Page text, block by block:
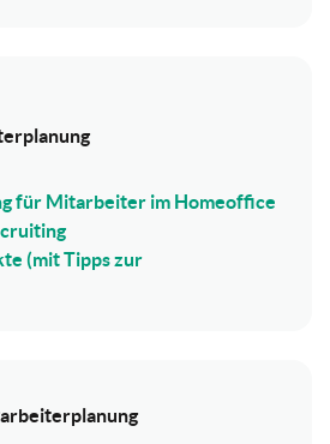
für Mitarbeiter im Homeoffice
(mit Tipps zur